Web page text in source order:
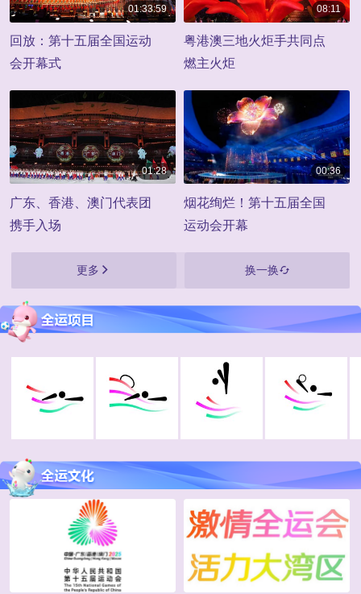
01:33:59
回放：第十五届全国运动
会开幕式
08:11
粤港澳三地火炬手共同点
燃主火炬
01:28
广东、香港、澳门代表团
携手入场
00:36
烟花绚烂！第十五届全国
运动会开幕
更多 换一换